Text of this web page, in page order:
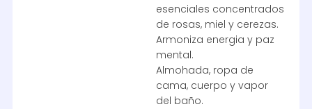
esenciales concentrados
de rosas, miel y cerezas.
Armoniza energia y paz
mental.
Almohada, ropa de
cama, cuerpo y vapor
del baño.